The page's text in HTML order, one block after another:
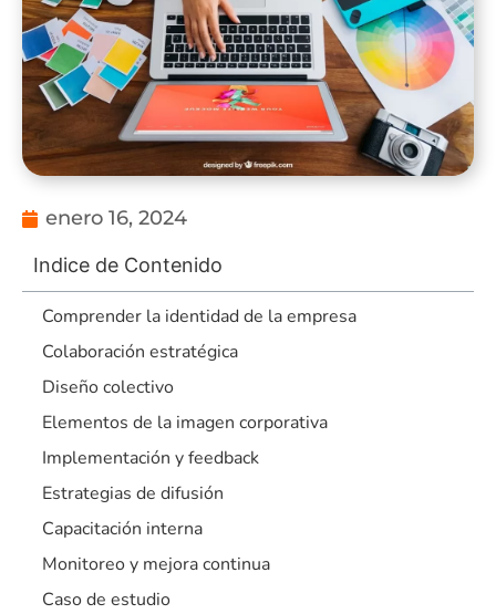
enero 16, 2024
Indice de Contenido
Comprender la identidad de la empresa
Colaboración estratégica
Diseño colectivo
Elementos de la imagen corporativa
Implementación y feedback
Estrategias de difusión
Capacitación interna
Monitoreo y mejora continua
Caso de estudio